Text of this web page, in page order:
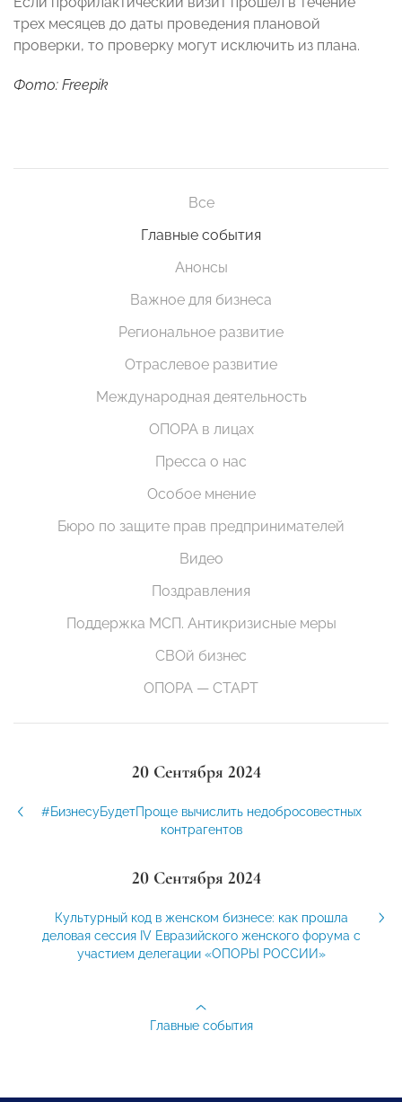
трех месяцев до даты проведения плановой
проверки, то проверку могут исключить из плана.
Фото: Freepik
Все
Главные события
Анонсы
Важное для бизнеса
Региональное развитие
Отраслевое развитие
Международная деятельность
ОПОРА в лицах
Пресса о нас
Особое мнение
Бюро по защите прав предпринимателей
Видео
Поздравления
Поддержка МСП. Антикризисные меры
СВОй бизнес
ОПОРА — СТАРТ
20 Сентября 2024
#БизнесуБудетПроще вычислить недобросовестных
контрагентов
20 Сентября 2024
Культурный код в женском бизнесе: как прошла
деловая сессия IV Евразийского женского форума с
участием делегации «ОПОРЫ РОССИИ»
Главные события